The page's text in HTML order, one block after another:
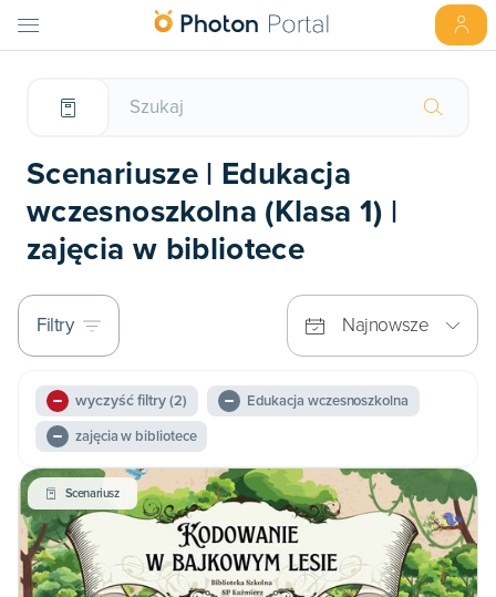
Scenariusze | Edukacja
wczesnoszkolna (Klasa 1) |
zajęcia w bibliotece
Filtry Najnowsze
wyczyść filtry(2)
Edukacja wczesnoszkolna
zajęcia w bibliotece
Scenariusz